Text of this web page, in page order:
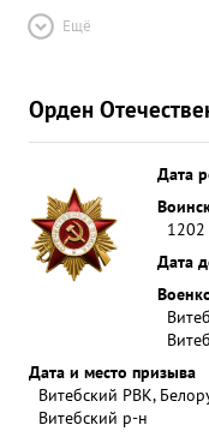
Ещё
Орден
Дата
1202
Дата
Дата и место призыва
Витебский РВК,
Витебский р-н